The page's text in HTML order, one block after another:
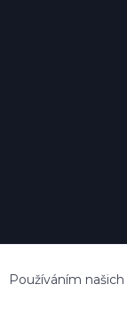
Používáním